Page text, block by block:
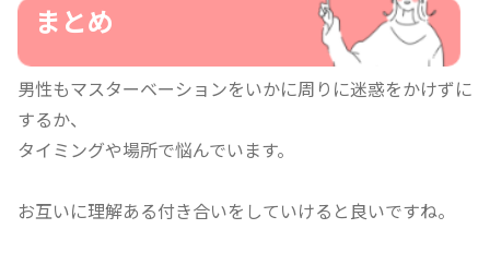
まとめ
男性もマスターベーションをいかに周りに迷惑をかけずに
するか、
タイミングや場所で悩んでいます。
お互いに理解ある付き合いをしていけると良いですね。